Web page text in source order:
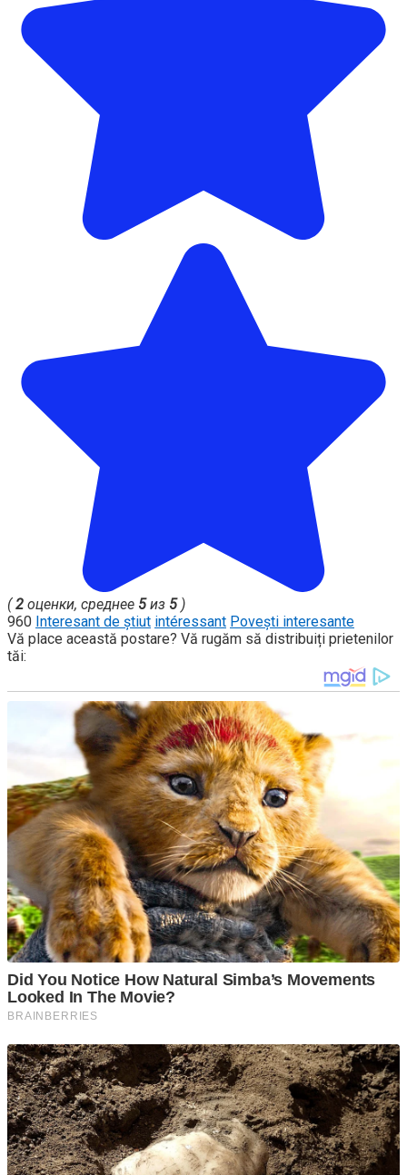
(2 оценки, среднее 5из 5)
960 Interesant de știut intéressant Povești interesante
Vă place această postare? Vă rugăm să distribuiți prietenilor
tăi: